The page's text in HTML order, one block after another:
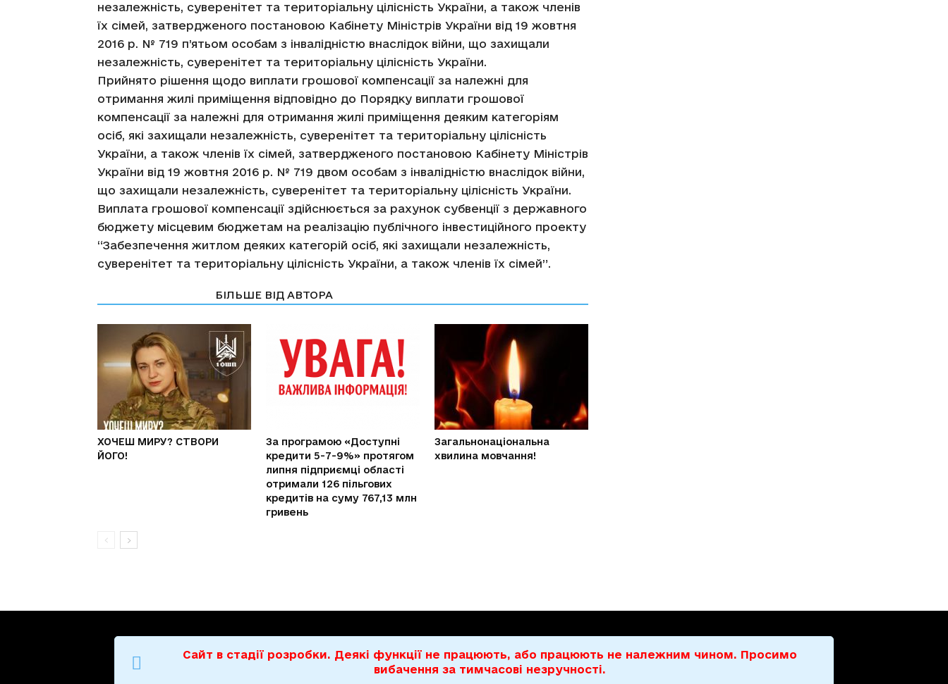
незалежність, суверенітет та територіальну цілісність України, а також членів
їх сімей, затвердженого постановою Кабінету Міністрів України від 19 жовтня
2016 р. № 719 п’ятьом особам з інвалідністю внаслідок війни, що захищали
незалежність, суверенітет та територіальну цілісність України.
Прийнято рішення щодо виплати грошової компенсації за належні для
отримання жилі приміщення відповідно до Порядку виплати грошової
компенсації за належні для отримання жилі приміщення деяким категоріям
осіб, які захищали незалежність, суверенітет та територіальну цілісність
України, а також членів їх сімей, затвердженого постановою Кабінету Міністрів
України від 19 жовтня 2016 р. № 719 двом особам з інвалідністю внаслідок війни,
що захищали незалежність, суверенітет та територіальну цілісність України.
Виплата грошової компенсації здійснюється за рахунок субвенції з державного
бюджету місцевим бюджетам на реалізацію публічного інвестиційного проекту
“Забезпечення житлом деяких категорій осіб, які захищали незалежність,
суверенітет та територіальну цілісність України, а також членів їх сімей”.
БІЛЬШЕ ВІД АВТОРА
ХОЧЕШ МИРУ? СТВОРИ
ЙОГО!
За програмою «Доступні
кредити 5-7-9%» протягом
липня підприємці області
отримали 126 пільгових
кредитів на суму 767,13 млн
гривень
Загальнонаціональна
хвилина мовчання!
Сайт в стадії розробки. Деякі функції не працюють, або працюють не належним чином. Просимо
вибачення за тимчасові незручності.